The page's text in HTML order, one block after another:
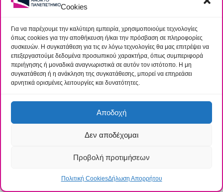
Cookies
Για να παρέχουμε την καλύτερη εμπειρία, χρησιμοποιούμε τεχνολογίες
όπως cookies για την αποθήκευση ή/και την πρόσβαση σε πληροφορίες
συσκευών. Η συγκατάθεση για τις εν λόγω τεχνολογίες θα μας επιτρέψει να
επεξεργαστούμε δεδομένα προσωπικού χαρακτήρα, όπως συμπεριφορά
περιήγησης ή μοναδικά αναγνωριστικά σε αυτόν τον ιστότοπο. Η μη
συγκατάθεση ή η ανάκληση της συγκατάθεσης, μπορεί να επηρεάσει
αρνητικά ορισμένες λειτουργίες και δυνατότητες.
Αποδοχή
Δεν αποδέχομαι
Προβολή προτιμήσεων
Πολιτική CookiesΔήλωση Απορρήτου
Λατινικής Αμερικής από την Προκολομβιανή
Να εξοικειώσει τον φοιτητή-τρια με τα
σημαντικότερα ιστορικά γεγονότα καθώς και με
τις επιδράσεις τους στην ιστορική εξέλιξη των
χωρών.
Να ασκηθεί ο φοιτητής-τρια στη μελέτη και
κατανόηση βασικών δοκιμιακών έργων των
διαφόρων περιόδων ώστε, τελικά, να κατανοήσει